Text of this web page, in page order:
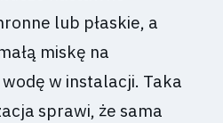
lub płaskie, a
miskę na
w instalacji. Taka
sprawi, że sama